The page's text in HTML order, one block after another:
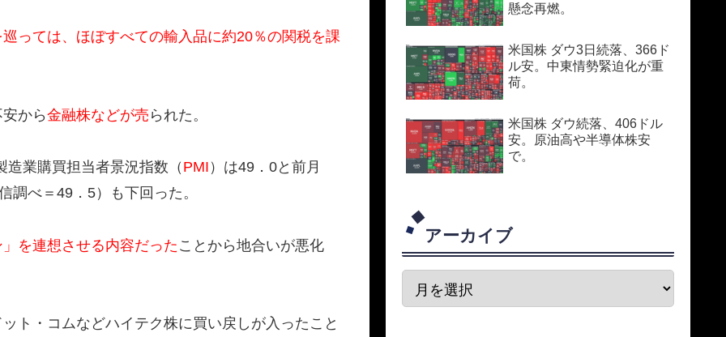
っては、ほぼすべての輸入品に約20％の関税を課
から金融株などが売 られた。
造業購買担当者景況指数（ PMI ）は49．0と前月
調べ＝49．5）も下回った。
を連想させる内容だった ことから地合いが悪化
ト・コムなどハイテク株に買い戻しが入ったこと
懸念再燃。
米国株 ダウ3日続落、366ド
ル安。中東情勢緊迫化が重
荷。
米国株 ダウ続落、406ドル
安。原油高や半導体株安
で。
アーカイブ